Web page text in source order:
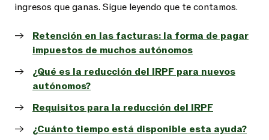
ingresos que ganas. Sigue leyendo que te contamos.
Retención en las facturas: la forma de pagar
impuestos de muchos autónomos
¿Qué es la reducción del IRPF para nuevos
autónomos?
Requisitos para la reducción del IRPF
¿Cuánto tiempo está disponible esta ayuda?